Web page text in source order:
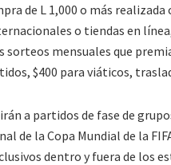
de L 1,000 o más
o tiendas en
mensuales que
$400 para viáticos,
a partidos de fase de
de la Copa Mundial de la
dentro y fuera de los